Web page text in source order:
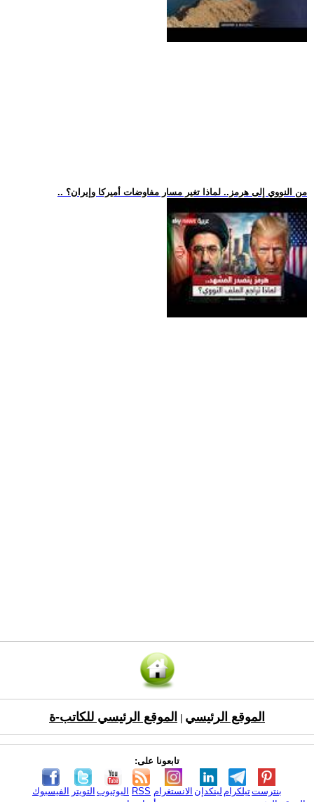
.. من النووي إلى هرمز.. لماذا تغير مسار مفاوضات أميركا وإيران؟
الموقع الرئيسي الموقع الرئيسي للكاتب-ة
تابعونا على:
الفيسبوك التويتر اليوتيوب RSS الانستغرام لينكدإن تيلكرامبنترست